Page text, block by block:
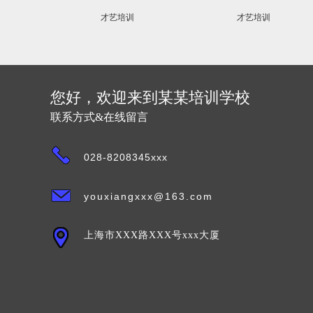
才艺培训 才艺培训
您好，欢迎来到某某培训学校
联系方式&在线留言
028-8208345xxx
youxiangxxx@163.com
上海市XXX路XXX号xxx大厦